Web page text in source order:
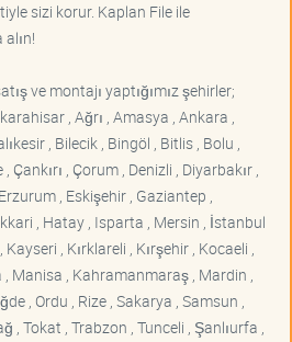
sizi korur. Kaplan File ile
ve montajı yaptığımız şehirler;
, Ağrı , Amasya , Ankara ,
, Bilecik , Bingöl , Bitlis , Bolu ,
, Çorum , Denizli , Diyarbakır ,
, Eskişehir , Gaziantep ,
, Hatay , Isparta , Mersin , İstanbul
, Kırklareli , Kırşehir , Kocaeli ,
Manisa , Kahramanmaraş , Mardin ,
, Ordu , Rize , Sakarya , Samsun ,
, Tokat , Trabzon , Tunceli , Şanlıurfa ,